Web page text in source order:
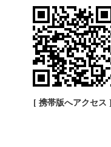
[ 携帯版へアクセス ]